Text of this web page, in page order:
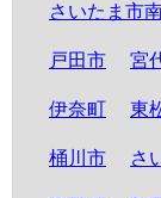
さいたま市
戸田市 宮
伊奈町 東
桶川市 さ